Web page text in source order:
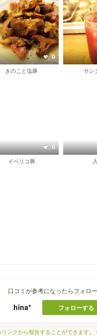
0
きのこと塩豚 サン
0
イベリコ豚
口コミが参考になったらフォロ
hina* フォローする
ンクから報告することができます。